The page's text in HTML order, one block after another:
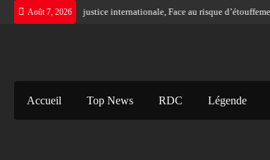
Skip
Août 7, 2026
d’une justice internationale, Face au risque d’étouffement,
Accueil Top News RDC Légende